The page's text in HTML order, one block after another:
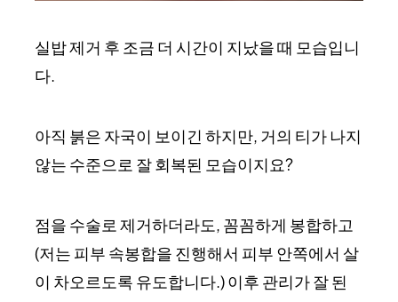
실밥 제거 후 조금 더 시간이 지났을 때 모습입니
다.
아직 붉은 자국이 보이긴 하지만, 거의 티가 나지
않는 수준으로 잘 회복된 모습이지요?
점을 수술로 제거하더라도, 꼼꼼하게 봉합하고
(저는 피부 속봉합을 진행해서 피부 안쪽에서 살
이 차오르도록 유도합니다.) 이후 관리가 잘 된